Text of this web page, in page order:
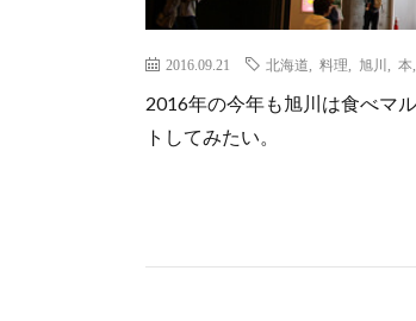
2016.09.21 北海道 料理 旭川 本
2016年の今年も旭川は食べマ
トしてみたい。